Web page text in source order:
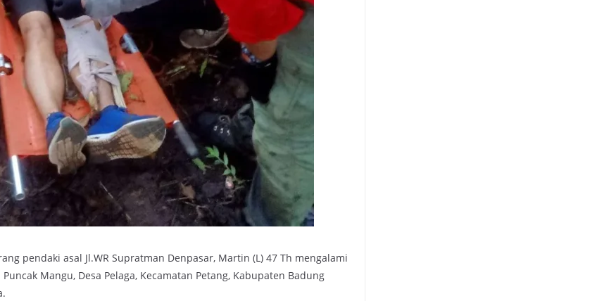
pendaki asal Jl.WR Supratman Denpasar, Martin (L) 47 Th mengalami
Mangu, Desa Pelaga, Kecamatan Petang, Kabupaten Badung